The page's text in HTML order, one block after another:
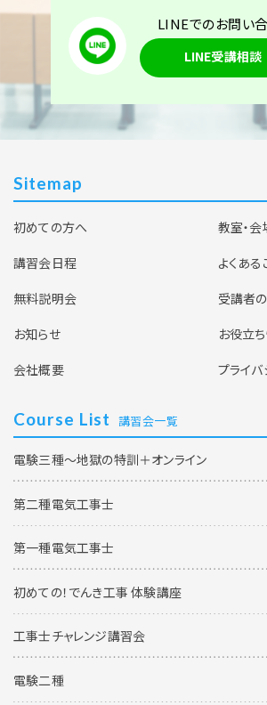
LINEでのお問い
LINE受講相談
Sitemap
初めての方へ
教室・
講習会日程
よくあ
無料説明会
受講者
お知らせ
お役立
会社概要
プライ
Course List 講習会一覧
電験三種～地獄の特訓＋オンライン
第二種電気工事士
第一種電気工事士
初めての！でんき工事 体験講座
工事士チャレンジ講習会
電験二種